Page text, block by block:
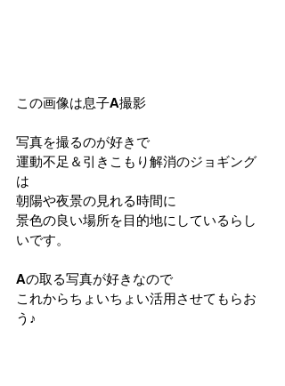
この画像は息子A撮影
写真を撮るのが好きで
運動不足＆引きこもり解消のジョギング
は
朝陽や夜景の見れる時間に
景色の良い場所を目的地にしているらし
いです。
Aの取る写真が好きなので
これからちょいちょい活用させてもらお
う♪